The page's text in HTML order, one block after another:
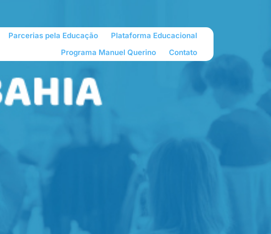
Parcerias pela Educação
Plataforma Educacional
Programa Manuel Querino
Contato